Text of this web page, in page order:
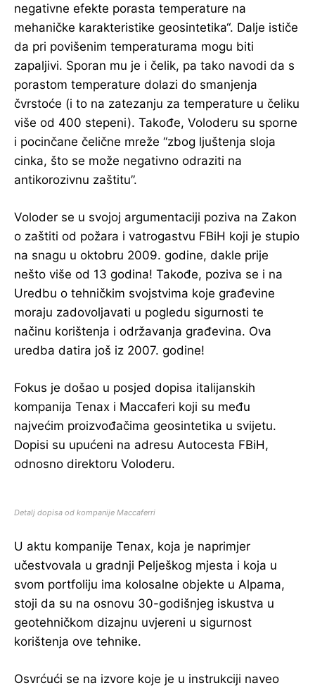
negativne efekte porasta temperature na
mehaničke karakteristike geosintetika“. Dalje ističe
da pri povišenim temperaturama mogu biti
zapaljivi. Sporan mu je i čelik, pa tako navodi da s
porastom temperature dolazi do smanjenja
čvrstoće (i to na zatezanju za temperature u čeliku
više od 400 stepeni). Takođe, Voloderu su sporne
i pocinčane čelične mreže “zbog ljuštenja sloja
cinka, što se može negativno odraziti na
antikorozivnu zaštitu”.
Voloder se u svojoj argumentaciji poziva na Zakon
o zaštiti od požara i vatrogastvu FBiH koji je stupio
na snagu u oktobru 2009. godine, dakle prije
nešto više od 13 godina! Takođe, poziva se i na
Uredbu o tehničkim svojstvima koje građevine
moraju zadovoljavati u pogledu sigurnosti te
načinu korištenja i održavanja građevina. Ova
uredba datira još iz 2007. godine!
Fokus je došao u posjed dopisa italijanskih
kompanija Tenax i Maccaferi koji su među
najvećim proizvođačima geosintetika u svijetu.
Dopisi su upućeni na adresu Autocesta FBiH,
odnosno direktoru Voloderu.
Detalj dopisa od kompanije Maccaferri
U aktu kompanije Tenax, koja je naprimjer
učestvovala u gradnji Pelješkog mjesta i koja u
svom portfoliju ima kolosalne objekte u Alpama,
stoji da su na osnovu 30-godišnjeg iskustva u
geotehničkom dizajnu uvjereni u sigurnost
korištenja ove tehnike.
Osvrćući se na izvore koje je u instrukciji naveo